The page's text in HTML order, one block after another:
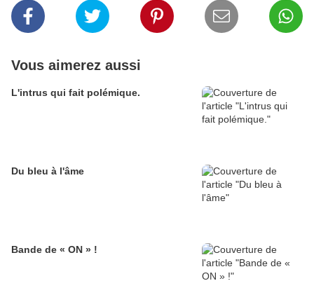
Vous aimerez aussi
L'intrus qui fait polémique.
Du bleu à l'âme
Bande de « ON » !